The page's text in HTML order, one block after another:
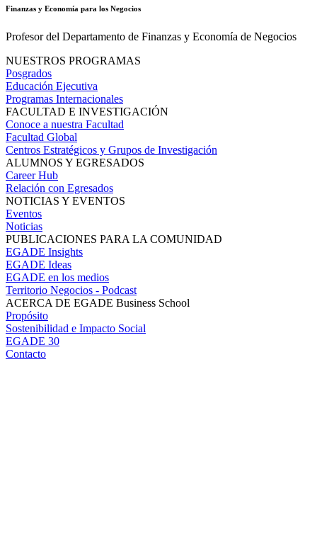
Finanzas y Economía para los Negocios
Profesor del Departamento de Finanzas y Economía de Negocios
NUESTROS PROGRAMAS
Posgrados
Educación Ejecutiva
Programas Internacionales
FACULTAD E INVESTIGACIÓN
Conoce a nuestra Facultad
Facultad Global
Centros Estratégicos y Grupos de Investigación
ALUMNOS Y EGRESADOS
Career Hub
Relación con Egresados
NOTICIAS Y EVENTOS
Eventos
Noticias
PUBLICACIONES PARA LA COMUNIDAD
EGADE Insights
EGADE Ideas
EGADE en los medios
Territorio Negocios - Podcast
ACERCA DE EGADE Business School
Propósito
Sostenibilidad e Impacto Social
EGADE 30
Contacto